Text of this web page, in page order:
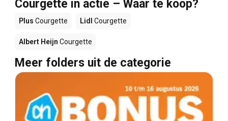
Courgette in actie – Waar te koop?
Plus Courgette Lidl Courgette
Albert Heijn Courgette
Meer folders uit de categorie